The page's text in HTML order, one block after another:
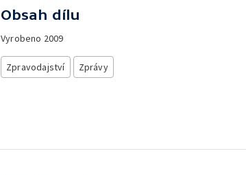
Obsah dílu
Vyrobeno 2009
Zpravodajství Zprávy